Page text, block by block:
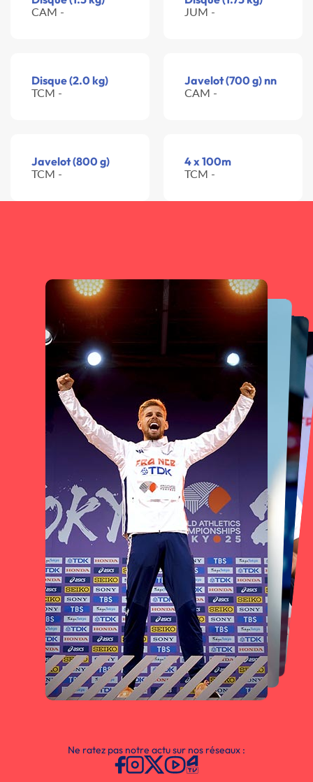
CAM - JUM -
Disque (2.0 kg)
TCM -
Javelot (700 g) nn
CAM -
Javelot (800 g)
TCM -
4 x 100m
TCM -
Ne ratez pas notre actu sur nos réseaux :